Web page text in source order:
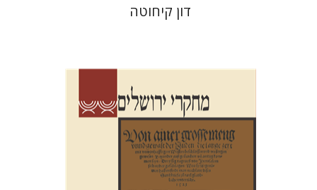
דון קיחוטה
שלום צבר הגר סלמון
חזן-רוקם